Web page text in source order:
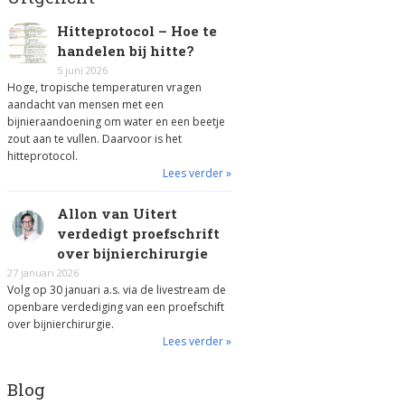
Hitteprotocol – Hoe te
handelen bij hitte?
5 juni 2026
Hoge, tropische temperaturen vragen
aandacht van mensen met een
bijnieraandoening om water en een beetje
zout aan te vullen. Daarvoor is het
hitteprotocol.
Lees verder »
Allon van Uitert
verdedigt proefschrift
over bijnierchirurgie
27 januari 2026
Volg op 30 januari a.s. via de livestream de
openbare verdediging van een proefschift
over bijnierchirurgie.
Lees verder »
Blog